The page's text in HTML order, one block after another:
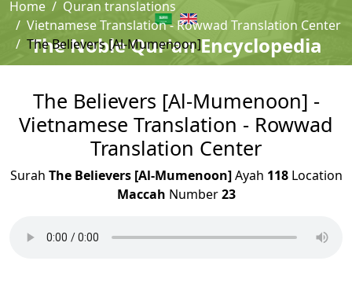
The Noble Qur'an Encyclopedia
Home
Quran translations
Vietnamese Translation - Rowwad Translation Center
The Believers [Al-Mumenoon]
The Believers [Al-Mumenoon] -
Vietnamese Translation - Rowwad
Translation Center
Surah The Believers [Al-Mumenoon]Ayah 118Location
Maccah Number23